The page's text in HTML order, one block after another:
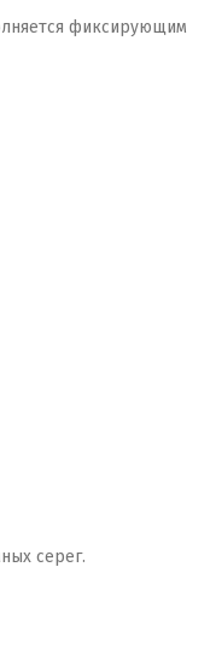
фиксирующим
серег.